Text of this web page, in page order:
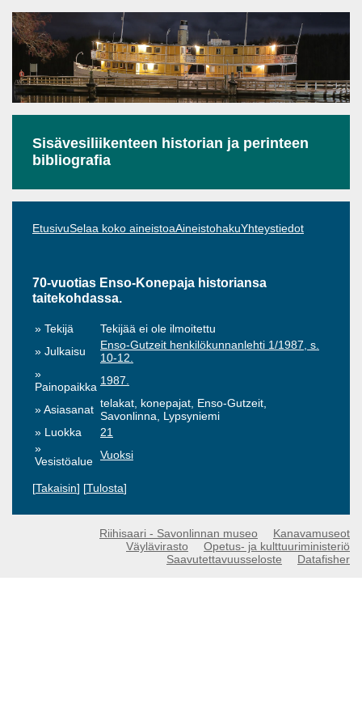
Sisävesiliikenteen historian ja perinteen
bibliografia
70-vuotias Enso-Konepaja historiansa
taitekohdassa.
Tekijä
Tekijää ei ole ilmoitettu
Julkaisu
Enso-Gutzeit henkilökunnanlehti 1/1987, s.
10-12.
Painopaikka 1987.
Asiasanat telakat, konepajat, Enso-Gutzeit,
Savonlinna, Lypsyniemi
Luokka
21
Vesistöalue Vuoksi
[Takaisin] [Tulosta]
EtusivuSelaa koko aineistoaAineistohakuYhteystiedot
Riihisaari - Savonlinnan museo
Kanavamuseot
Väylävirasto
Opetus- ja kulttuuriministeriö
Saavutettavuusseloste
Datafisher